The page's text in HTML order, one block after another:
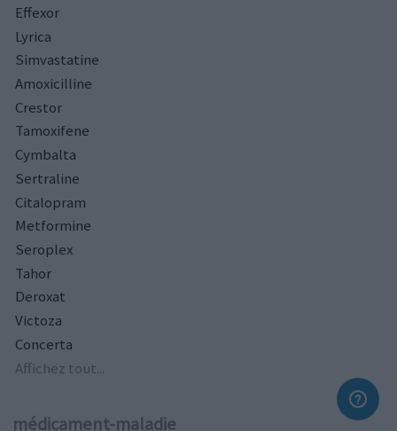
Effexor
Lyrica
Simvastatine
Amoxicilline
Crestor
Tamoxifene
Cymbalta
Sertraline
Citalopram
Metformine
Seroplex
Tahor
Deroxat
Victoza
Concerta
Affichez tout...
médicament-maladie